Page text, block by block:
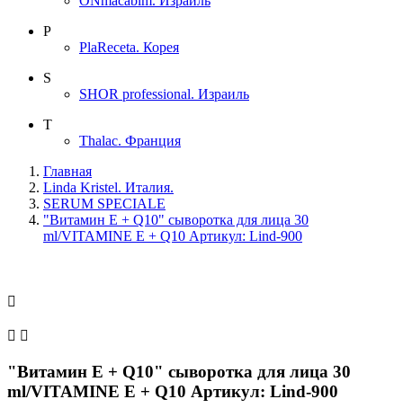
P
PlaReceta. Корея
S
SHOR professional. Израиль
T
Thalac. Франция
Главная
Linda Kristel. Италия.
SERUM SPECIALE
"Витамин Е + Q10" cыворотка для лица 30
ml/VITAMINE E + Q10 Артикул: Lind-900

 
"Витамин Е + Q10" cыворотка для лица 30
ml/VITAMINE E + Q10 Артикул: Lind-900